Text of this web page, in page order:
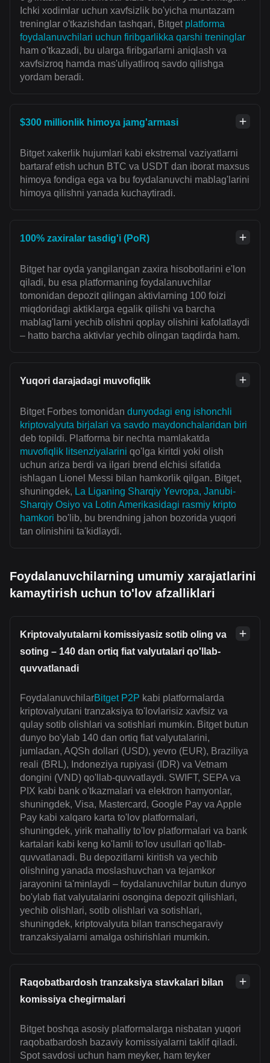
Ichki xodimlar uchun xavfsizlik bo'yicha muntazam
treninglar o'tkazishdan tashqari, Bitget platforma
foydalanuvchilari uchun firibgarlikka qarshi treninglar
ham o'tkazadi, bu ularga firibgarlarni aniqlash va
xavfsizroq hamda mas'uliyatliroq savdo qilishga
yordam beradi.
$300 millionlik himoya jamg'armasi
Bitget xakerlik hujumlari kabi ekstremal vaziyatlarni
bartaraf etish uchun BTC va USDT dan iborat maxsus
himoya fondiga ega va bu foydalanuvchi mablag'larini
himoya qilishni yanada kuchaytiradi.
100% zaxiralar tasdig'i (PoR)
Bitget har oyda yangilangan zaxira hisobotlarini e'lon
qiladi, bu esa platformaning foydalanuvchilar
tomonidan depozit qilingan aktivlarning 100 foizi
miqdoridagi aktiklarga egalik qilishi va barcha
mablag'larni yechib olishni qoplay olishini kafolatlaydi
– hatto barcha aktivlar yechib olingan taqdirda ham.
Yuqori darajadagi muvofiqlik
Bitget Forbes tomonidan dunyodagi eng ishonchli
kriptovalyuta birjalari va savdo maydonchalaridan biri
deb topildi. Platforma bir nechta mamlakatda
muvofiqlik litsenziyalarini qo'lga kiritdi yoki olish
uchun ariza berdi va ilgari brend elchisi sifatida
ishlagan Lionel Messi bilan hamkorlik qilgan. Bitget,
shuningdek, La Liganing Sharqiy Yevropa, Janubi-
Sharqiy Osiyo va Lotin Amerikasidagi rasmiy kripto
hamkori bo'lib, bu brendning jahon bozorida yuqori
tan olinishini ta'kidlaydi.
Foydalanuvchilarning umumiy xarajatlarini
kamaytirish uchun to'lov afzalliklari
Kriptovalyutalarni komissiyasiz sotib oling va
soting – 140 dan ortiq fiat valyutalari qo'llab-
quvvatlanadi
FoydalanuvchilarBitget P2P kabi platformalarda
kriptovalyutani tranzaksiya to'lovlarisiz xavfsiz va
qulay sotib olishlari va sotishlari mumkin. Bitget butun
dunyo bo'ylab 140 dan ortiq fiat valyutalarini,
jumladan, AQSh dollari (USD), yevro (EUR), Braziliya
reali (BRL), Indoneziya rupiyasi (IDR) va Vetnam
dongini (VND) qo'llab-quvvatlaydi. SWIFT, SEPA va
PIX kabi bank o'tkazmalari va elektron hamyonlar,
shuningdek, Visa, Mastercard, Google Pay va Apple
Pay kabi xalqaro karta to'lov platformalari,
shuningdek, yirik mahalliy to'lov platformalari va bank
kartalari kabi keng ko'lamli to'lov usullari qo'llab-
quvvatlanadi. Bu depozitlarni kiritish va yechib
olishning yanada moslashuvchan va tejamkor
jarayonini ta'minlaydi – foydalanuvchilar butun dunyo
bo'ylab fiat valyutalarini osongina depozit qilishlari,
yechib olishlari, sotib olishlari va sotishlari,
shuningdek, kriptovalyuta bilan transchegaraviy
tranzaksiyalarni amalga oshirishlari mumkin.
Raqobatbardosh tranzaksiya stavkalari bilan
komissiya chegirmalari
Bitget boshqa asosiy platformalarga nisbatan yuqori
raqobatbardosh bazaviy komissiyalarni taklif qiladi.
Spot savdosi uchun ham meyker, ham teyker